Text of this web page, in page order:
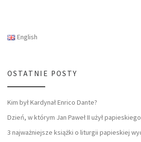
English
OSTATNIE POSTY
Kim był Kardynał Enrico Dante?
Dzień, w którym Jan Paweł II użył
3 najważniejsze książki o liturgii papieskiej